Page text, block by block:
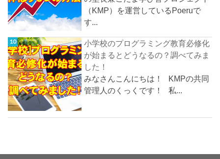
（KMP）を運営しているPoeruで
す...
小学校のプログラミング教育必修化
が始まるとどうなるの？調べてみま
した！
みなさんこんにちは！ KMPの共同
管理人のくっくです！ 私...